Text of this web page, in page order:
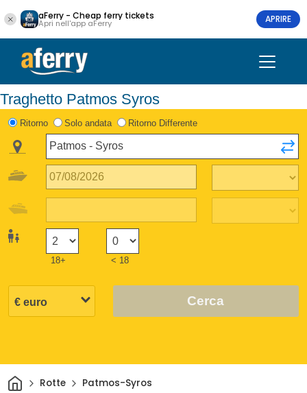
aFerry - Cheap ferry tickets
Apri nell'app aFerry APRIRE
Traghetto Patmos Syros
Ritorno Solo andata Ritorno Differente
18+ < 18
Cerca
CasaRotte Patmos-Syros